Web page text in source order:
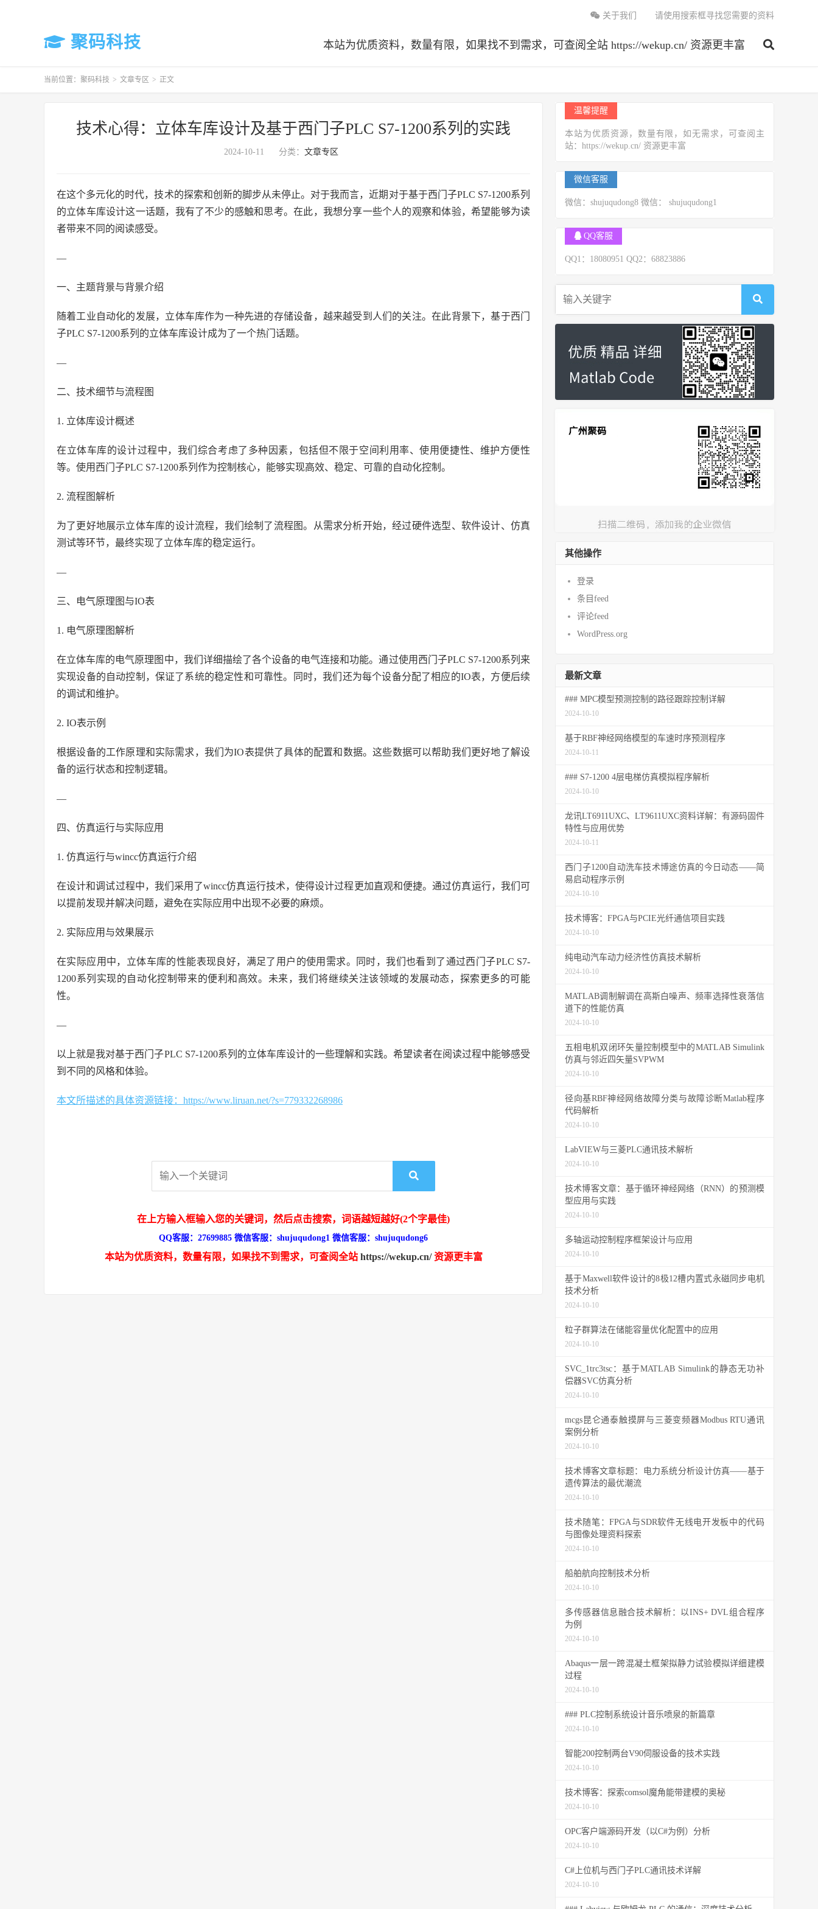
聚码科技 本站为优质资料，数量有限，如果找不到需求，可查阅全站 https://wekup.cn/ 资源更丰富
关于我们 请使用搜索框寻找您需要的资料
当前位置： 聚码科技 > 文章专区 > 正文
技术心得：立体车库设计及基于西门子PLC S7-1200系列的实践
2024-10-11 分类： 文章专区
在这个多元化的时代，技术的探索和创新的脚步从未停止。对于我而言，近期对于基于西门子PLC S7-1200系列
的立体车库设计这一话题，我有了不少的感触和思考。在此，我想分享一些个人的观察和体验，希望能够为读
者带来不同的阅读感受。
—
一、主题背景与背景介绍
随着工业自动化的发展，立体车库作为一种先进的存储设备，越来越受到人们的关注。在此背景下，基于西门
子PLC S7-1200系列的立体车库设计成为了一个热门话题。
—
二、技术细节与流程图
1. 立体库设计概述
在立体车库的设计过程中，我们综合考虑了多种因素，包括但不限于空间利用率、使用便捷性、维护方便性
等。使用西门子PLC S7-1200系列作为控制核心，能够实现高效、稳定、可靠的自动化控制。
2. 流程图解析
为了更好地展示立体车库的设计流程，我们绘制了流程图。从需求分析开始，经过硬件选型、软件设计、仿真
测试等环节，最终实现了立体车库的稳定运行。
—
三、电气原理图与IO表
1. 电气原理图解析
在立体车库的电气原理图中，我们详细描绘了各个设备的电气连接和功能。通过使用西门子PLC S7-1200系列来
实现设备的自动控制，保证了系统的稳定性和可靠性。同时，我们还为每个设备分配了相应的IO表，方便后续
的调试和维护。
2. IO表示例
根据设备的工作原理和实际需求，我们为IO表提供了具体的配置和数据。这些数据可以帮助我们更好地了解设
备的运行状态和控制逻辑。
—
四、仿真运行与实际应用
1. 仿真运行与wincc仿真运行介绍
在设计和调试过程中，我们采用了wincc仿真运行技术，使得设计过程更加直观和便捷。通过仿真运行，我们可
以提前发现并解决问题，避免在实际应用中出现不必要的麻烦。
2. 实际应用与效果展示
在实际应用中，立体车库的性能表现良好，满足了用户的使用需求。同时，我们也看到了通过西门子PLC S7-
1200系列实现的自动化控制带来的便利和高效。未来，我们将继续关注该领域的发展动态，探索更多的可能
性。
—
以上就是我对基于西门子PLC S7-1200系列的立体车库设计的一些理解和实践。希望读者在阅读过程中能够感受
到不同的风格和体验。
本文所描述的具体资源链接：https://www.liruan.net/?s=779332268986
在上方输入框输入您的关键词，然后点击搜索，词语越短越好(2个字最佳)
QQ客服：27699885 微信客服：shujuqudong1 微信客服：shujuqudong6
本站为优质资料，数量有限，如果找不到需求，可查阅全站 https://wekup.cn/资源更丰富
温馨提醒
本站为优质资源，数量有限，如无需求，可查阅主
站：https://wekup.cn/ 资源更丰富
微信客服
微信：shujuqudong8 微信： shujuqudong1
QQ客服
QQ1：18080951 QQ2：68823886
其他操作
登录
条目feed
评论feed
WordPress.org
最新文章
### MPC模型预测控制的路径跟踪控制详解
2024-10-10
基于RBF神经网络模型的车速时序预测程序
2024-10-11
### S7-1200 4层电梯仿真模拟程序解析
2024-10-10
龙讯LT6911UXC、LT9611UXC资料详解：有源码固件
特性与应用优势
2024-10-11
西门子1200自动洗车技术博途仿真的今日动态——简
易启动程序示例
2024-10-10
技术博客：FPGA与PCIE光纤通信项目实践
2024-10-10
纯电动汽车动力经济性仿真技术解析
2024-10-10
MATLAB调制解调在高斯白噪声、频率选择性衰落信
道下的性能仿真
2024-10-10
五相电机双闭环矢量控制模型中的MATLAB Simulink
仿真与邻近四矢量SVPWM
2024-10-10
径向基RBF神经网络故障分类与故障诊断Matlab程序
代码解析
2024-10-10
LabVIEW与三菱PLC通讯技术解析
2024-10-10
技术博客文章：基于循环神经网络（RNN）的预测模
型应用与实践
2024-10-10
多轴运动控制程序框架设计与应用
2024-10-10
基于Maxwell软件设计的8极12槽内置式永磁同步电机
技术分析
2024-10-10
粒子群算法在储能容量优化配置中的应用
2024-10-10
SVC_1trc3tsc：基于MATLAB Simulink的静态无功补
偿器SVC仿真分析
2024-10-10
mcgs昆仑通泰触摸屏与三菱变频器Modbus RTU通讯
案例分析
2024-10-10
技术博客文章标题：电力系统分析设计仿真——基于
遗传算法的最优潮流
2024-10-10
技术随笔：FPGA与SDR软件无线电开发板中的代码
与图像处理资料探索
2024-10-10
船舶航向控制技术分析
2024-10-10
多传感器信息融合技术解析：以INS+ DVL组合程序
为例
2024-10-10
Abaqus一层一跨混凝土框架拟静力试验模拟详细建模
过程
2024-10-10
### PLC控制系统设计音乐喷泉的新篇章
2024-10-10
智能200控制两台V90伺服设备的技术实践
2024-10-10
技术博客：探索comsol魔角能带建模的奥秘
2024-10-10
OPC客户端源码开发（以C#为例）分析
2024-10-10
C#上位机与西门子PLC通讯技术详解
2024-10-10